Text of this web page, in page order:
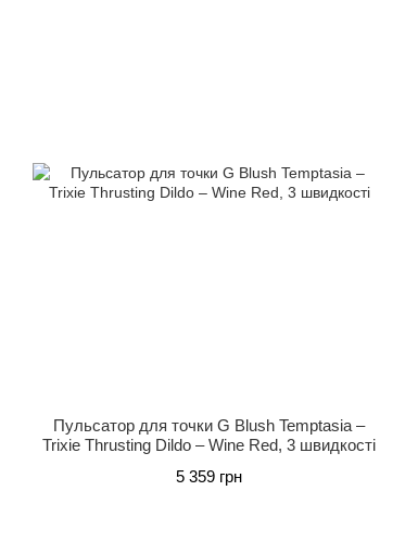
Пульсатор для точки G Blush Temptasia –
Trixie Thrusting Dildo – Wine Red, 3 швидкості
5 359 грн